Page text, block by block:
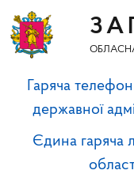
Гаряча
державної
Єдина гаряча